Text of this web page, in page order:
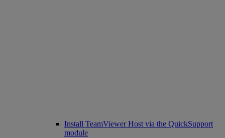
Install TeamViewer Host via the QuickSupport
module